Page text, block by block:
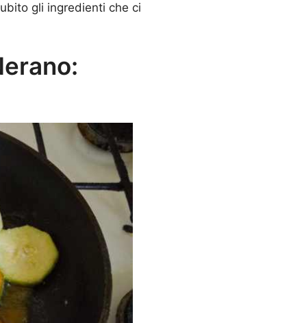
gli ingredienti che ci